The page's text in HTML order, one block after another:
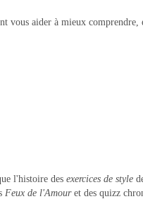
vous aider à mieux comprendre,
l'histoire des exercices de style
Feux de l'Amouret des quizz